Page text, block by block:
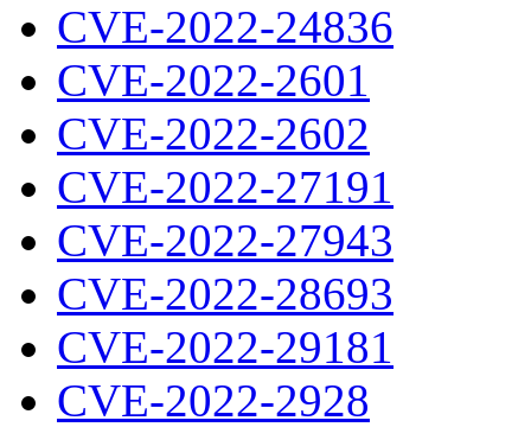
CVE-2022-24836
CVE-2022-2601
CVE-2022-2602
CVE-2022-27191
CVE-2022-27943
CVE-2022-28693
CVE-2022-29181
CVE-2022-2928